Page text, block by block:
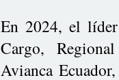
En 2024, el
Cargo,
Avianca